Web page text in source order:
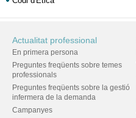
Actualitat professional
En primera persona
Preguntes freqüents sobre temes
professionals
Preguntes freqüents sobre la gestió
infermera de la demanda
Campanyes